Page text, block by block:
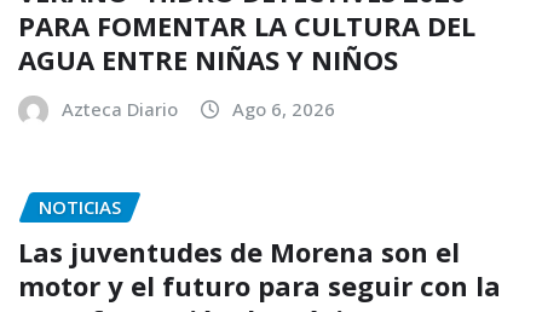
PARA FOMENTAR LA CULTURA DEL
AGUA ENTRE NIÑAS Y NIÑOS
Azteca Diario Ago 6, 2026
NOTICIAS
Las juventudes de Morena son el
motor y el futuro para seguir con la